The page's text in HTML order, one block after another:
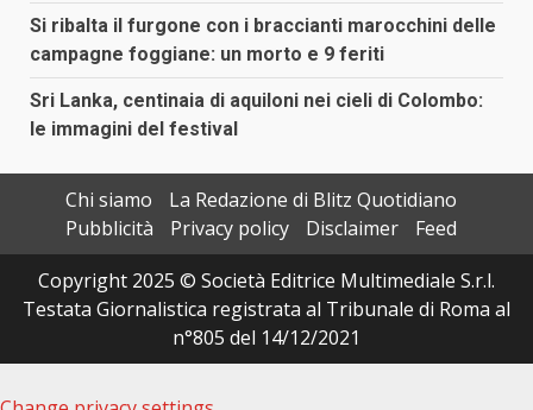
Si ribalta il furgone con i braccianti marocchini delle
campagne foggiane: un morto e 9 feriti
Sri Lanka, centinaia di aquiloni nei cieli di Colombo:
le immagini del festival
Chi siamo
La Redazione di Blitz Quotidiano
Pubblicità
Privacy policy Disclaimer
Feed
Copyright 2025 © Società Editrice Multimediale S.r.l.
Testata Giornalistica registrata al Tribunale di Roma al
n°805 del 14/12/2021